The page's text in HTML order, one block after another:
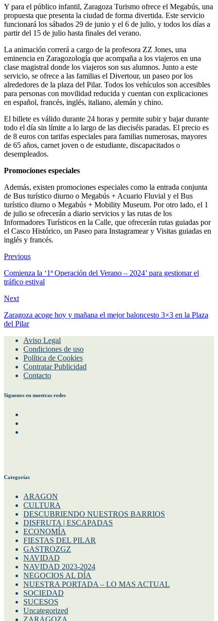
Y para el público infantil, Zaragoza Turismo ofrece el Megabús, una
propuesta que presenta la ciudad de forma divertida. Este servicio
funcionará los sábados 29 de junio y el 6 de julio, y todos los días a
partir del 15 de julio hasta finales del verano.
La animación correrá a cargo de la profesora ZZ Jones, una
eminencia en Zaragozología que acompaña a los viajeros en una
clase magistral donde los viajeros son sus alumnos. Junto a este
servicio, se ofrece a las familias el Divertour, un paseo por los
alrededores de la plaza del Pilar. Todos los vehículos son accesibles
para personas con movilidad reducida y cuentan con explicaciones
en español, francés, inglés, italiano, alemán y chino.
El billete es válido durante 24 horas y permite subir y bajar durante
todo el día sin límite a lo largo de las dieciséis paradas. El precio es
de 8 euros con tarifas especiales para familias numerosas, mayores
de 65 años, carnet joven o de estudiante, discapacitados o
desempleados.
Promociones especiales
Además, existen promociones especiales como la entrada conjunta
de Bus turístico diurno o Megabús + Acuario Fluvial y el Bus
turístico diurno o Megabús + Mobility Museum. Por otro lado, el 1
de julio se ofrecerán a diario servicios y las rutas de los
Informadores Turísticos en la Calle, que ofrecerán rutas guiadas por
el Casco Histórico, un Paseo para Instagramear y Visitas guiadas en
inglés y francés.
Previous
Comienza la ‘1ª Operación del Verano – 2024’ para gestionar el
tráfico estival
Next
Zaragoza acoge hoy y mañana el mejor baloncesto 3×3 en la Plaza
del Pilar
Aviso Legal
Condiciones de uso
Política de Cookies
Contratar Publicidad
Contacto
Siguenos en nuestras redes
Categorías
ARAGON
CULTURA
DESCUBRIENDO NUESTROS BARRIOS
DISFRUTA | ESCAPADAS
ECONOMÍA
FIESTAS DEL PILAR
GASTROZGZ
NAVIDAD
NAVIDAD 2023-2024
NEGOCIOS AL DÍA
NUESTRA PORTADA – LO MAS ACTUAL
SOCIEDAD
SUCESOS
Uncategorized